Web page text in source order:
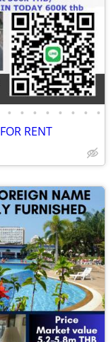
• • • • • • • •
RENT